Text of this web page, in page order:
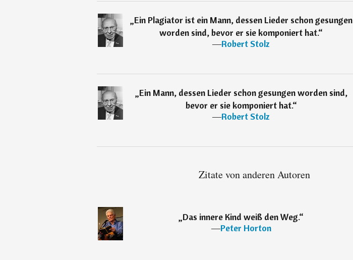
„Ein Plagiator ist ein Mann, dessen Lieder schon gesungen
worden sind, bevor er sie komponiert hat.“
―Robert Stolz
„Ein Mann, dessen Lieder schon gesungen worden sind,
bevor er sie komponiert hat.“
―Robert Stolz
Zitate von anderen Autoren
„Das innere Kind weiß den Weg.“
―Peter Horton